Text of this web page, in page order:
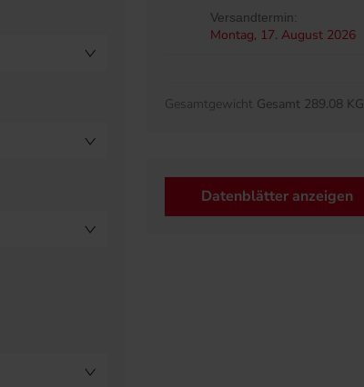
Versandtermin:
Montag, 17. August 2026
Gesamtgewicht Gesamt 289.08 KG
Datenblätter anzeigen